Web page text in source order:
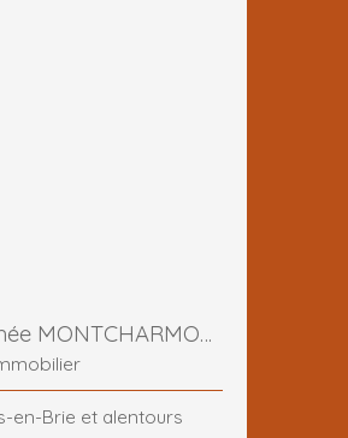
Dorothée MONTCHARMONT
en-Brie et alentours